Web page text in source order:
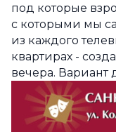
под которые
с которыми мы
из каждого
квартирах -
вечера. Вариант